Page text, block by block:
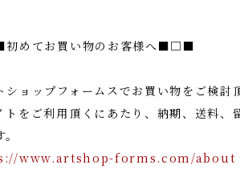
めてお買い物のお客様へ■□■
ショップフォームスでお買い物をご検討
トをご利用頂くにあたり、納期、送料
www.artshop-forms.com/about